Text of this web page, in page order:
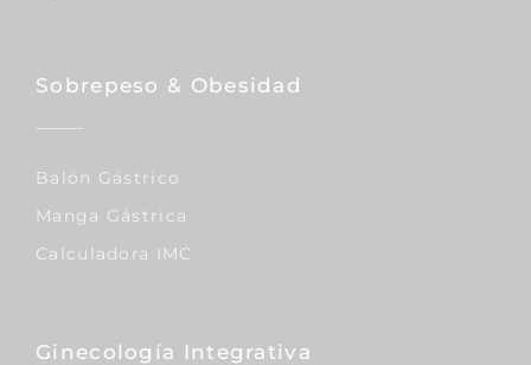
Sobrepeso & Obesidad
Balón Gástrico
Manga Gástrica
Calculadora IMC
Ginecología Integrativa